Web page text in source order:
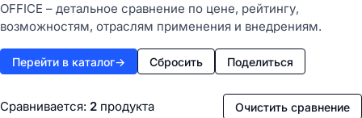
OFFICE – детальное сравнение по цене, рейтингу,
возможностям, отраслям применения и внедрениям.
Перейти в каталог→ Сбросить Поделиться
Сравнивается: 2 продукта Очистить сравнение